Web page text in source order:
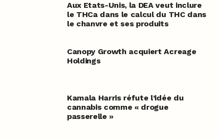
Aux Etats-Unis, la DEA veut inclure
le THCa dans le calcul du THC dans
le chanvre et ses produits
Canopy Growth acquiert Acreage
Holdings
Kamala Harris réfute l’idée du
cannabis comme « drogue
passerelle »